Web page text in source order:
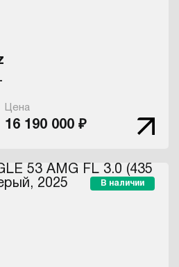
Цена
16 190 000 ₽
В наличии